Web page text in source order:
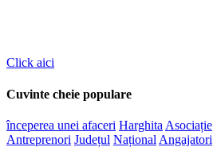
Click aici
Cuvinte cheie populare
începerea unei afaceri Harghita Asociație
Antreprenori Județul Național Angajatori